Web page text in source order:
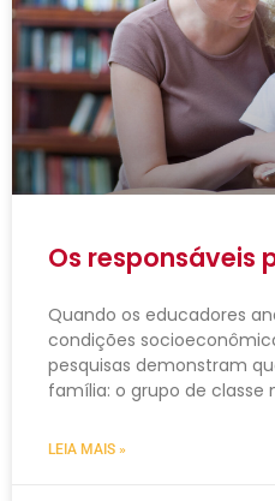
Os responsáveis
Quando os educadores
condições
pesquisas demonstram
família: o grupo de classe
LEIA MAIS »